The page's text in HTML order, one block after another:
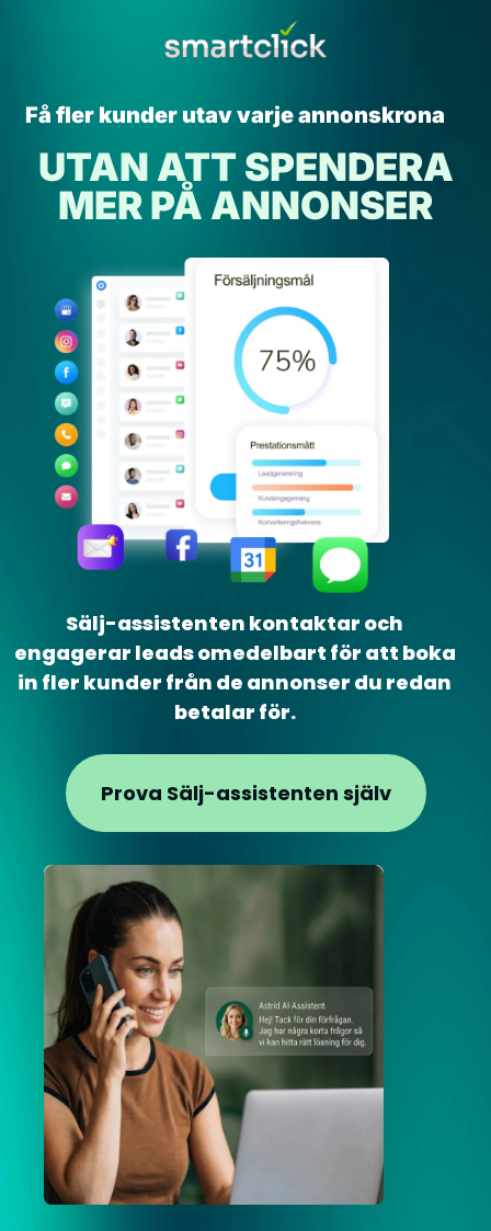
Få fler kunder utav varje annonskrona
UTAN ATT SPENDERA
MER PÅ ANNONSER
Sälj-assistenten kontaktar och
engagerar leads omedelbart för att boka
in fler kunder från de annonser du redan
betalar för.
Prova Sälj-assistenten själv